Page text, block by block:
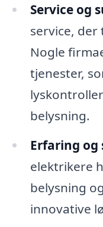
Service og
service, der
Nogle
tjenester,
belysning.
Erfaring og
elektrikere
belysning
innovative